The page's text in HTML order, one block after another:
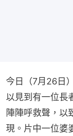
今日（7月26日
以見到有一位長
陣陣呼救聲，以
現。片中一位婆